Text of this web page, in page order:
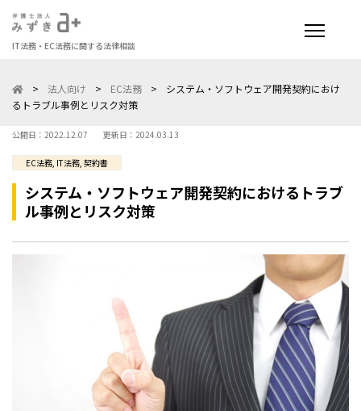
IT法務・EC法務に関する法律相談
> 法人向け > EC法務 >
システム・ソフトウェア開発契約におけ
るトラブル事例とリスク対策
公開日：2022.12.07 更新日：2024.03.13
EC法務, IT法務, 契約書
システム・ソフトウェア開発契約におけるトラブ
ル事例とリスク対策